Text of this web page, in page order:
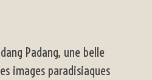
Padang, une belle
images paradisiaques